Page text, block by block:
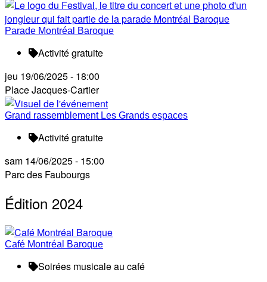
Parade Montréal Baroque
Activité gratuite
jeu 19/06/2025 - 18:00
Place Jacques-Cartier
Grand rassemblement Les Grands espaces
Activité gratuite
sam 14/06/2025 - 15:00
Parc des Faubourgs
Édition 2024
Café Montréal Baroque
Soirées musicale au café